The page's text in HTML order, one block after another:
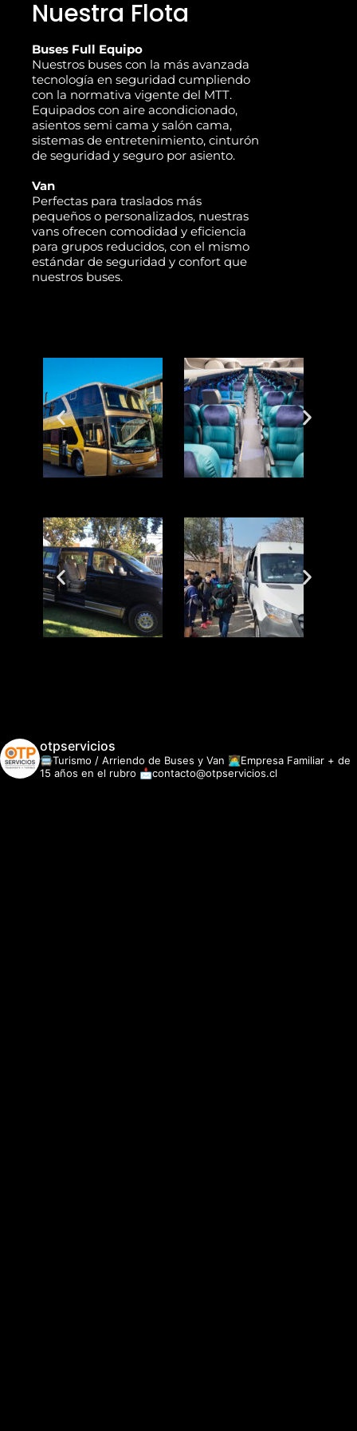
Nuestra Flota
Buses Full Equipo
Nuestros buses con la más avanzada
tecnología en seguridad cumpliendo
con la normativa vigente del MTT.
Equipados con aire acondicionado,
asientos semi cama y salón cama,
sistemas de entretenimiento, cinturón
de seguridad y seguro por asiento.
Van
Perfectas para traslados más
pequeños o personalizados, nuestras
vans ofrecen comodidad y eficiencia
para grupos reducidos, con el mismo
estándar de seguridad y confort que
nuestros buses.
otpservicios
🚍Turismo / Arriendo de Buses y Van 👩‍💻Empresa Familiar + de
15 años en el rubro 📩contacto@otpservicios.cl